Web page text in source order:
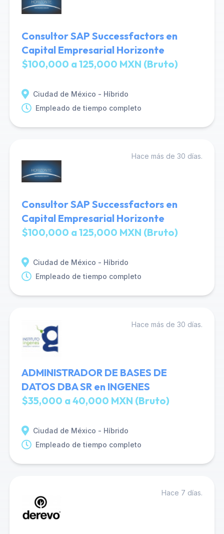
Consultor SAP Successfactors en
Capital Empresarial Horizonte
$100,000 a 125,000 MXN (Bruto)
Ciudad de México - Híbrido
Empleado de tiempo completo
Hace más de 30 días.
Consultor SAP Successfactors en
Capital Empresarial Horizonte
$100,000 a 125,000 MXN (Bruto)
Ciudad de México - Híbrido
Empleado de tiempo completo
Hace más de 30 días.
ADMINISTRADOR DE BASES DE
DATOS DBA SR en INGENES
$35,000 a 40,000 MXN (Bruto)
Ciudad de México - Híbrido
Empleado de tiempo completo
Hace 7 días.